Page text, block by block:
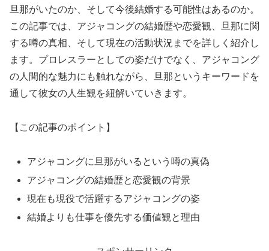
旦那がいたのか、そして今後結婚する可能性はあるのか。
この記事では、アジャコングの結婚歴や恋愛観、旦那に関
する噂の真相、そして現在の活動状況までを詳しく紹介し
ます。プロレスラーとしての姿だけでなく、アジャコング
の人間的な魅力にも触れながら、旦那というキーワードを
通して彼女の人生観を紐解いていきます。
【この記事のポイント】
アジャコングに旦那がいるという噂の真偽
アジャコングの結婚歴と恋愛観の背景
現在も現役で活躍するアジャコングの姿
結婚よりも仕事を優先する価値観と理由